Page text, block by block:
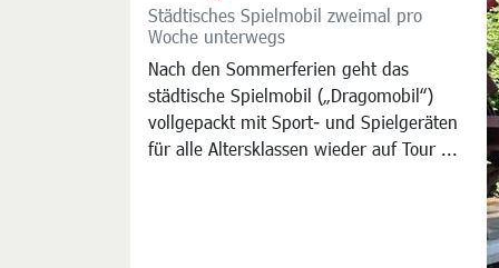
Städtisches Spielmobil zweimal pro
Woche unterwegs
Nach den Sommerferien geht das
städtische Spielmobil („Dragomobil“)
vollgepackt mit Sport- und Spielgeräten
für alle Altersklassen wieder auf Tour ...